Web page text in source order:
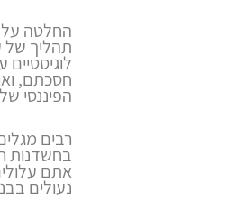
החלטה על
תהליך של
חסכתם,
הפיננסי
רבים
בחשדנות
אתם
נעולים